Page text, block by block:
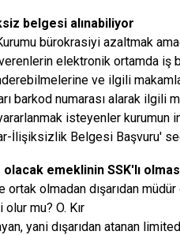
belgesi alınabiliyor
bürokrasiyi azaltmak
elektronik ortamda
ve ilgili
barkod numarası alarak ilgili
isteyenler kurumun
İlişiksizlik Belgesi Başvuru'
olacak emeklinin SSK'lı
olmadan dışarıdan
mu? O. Kır
yani dışarıdan atanan